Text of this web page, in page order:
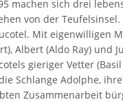
machen sich drei
von der
Mit eigenwilligen
Albert (Aldo Ray) und
gieriger Vetter
Schlange Adolphe,
Zusammenarbeit